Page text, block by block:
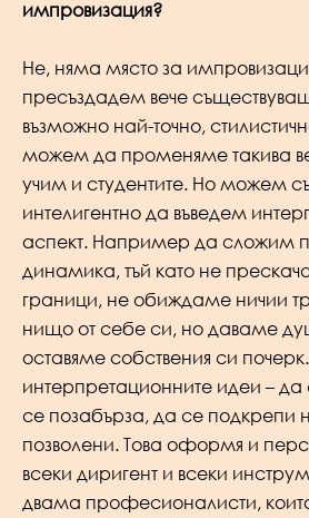
импровизация?
Не, няма място за
пресъздадем вече
възможно най-точно,
можем да променяме такива
учим и студентите. Но можем
интелигентно да въведем
аспект. Например да сложим
динамика, тъй като не
граници, не обиждаме ничии
нищо от себе си, но даваме
оставяме собствения си
интерпретационните идеи –
се позабърза, да се подкрепи
позволени. Това оформя и
всеки диригент и всеки
двама професионалисти,